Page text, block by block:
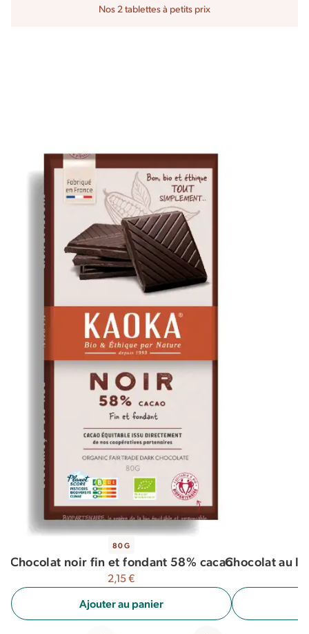
Nos 2 tablettes à petits prix
80G
Chocolat noir fin et fondant 58% cacao
2,15€
Ajouter au panier
Chocolat au